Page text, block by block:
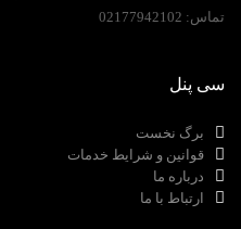
تماس:
سی پنل
برگ نخست
قوانین و شرایط خدمات
درباره ما
ارتباط با ما